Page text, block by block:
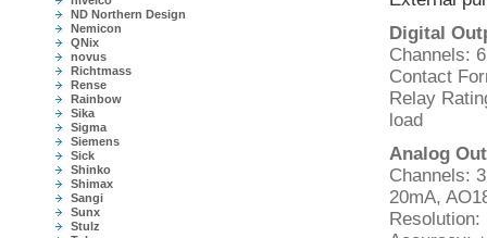
ND Northern Design
Nemicon
QNix
novus
Richtmass
Rense
Rainbow
Sika
Sigma
Siemens
Sick
Shinko
Shimax
Sangi
Sunx
Stulz
Digital
Channels:
Contact
Relay
load
Analog
Channels:
20mA,
Resolution: